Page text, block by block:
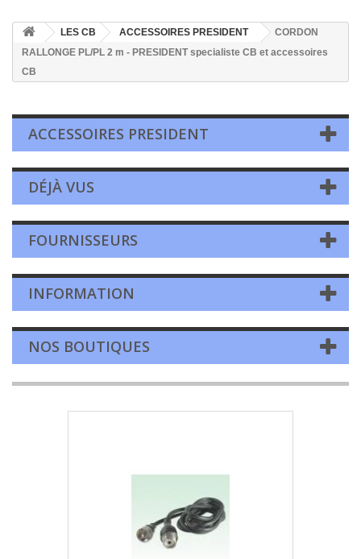
LES CB ACCESSOIRES PRESIDENT
CORDON
RALLONGE PL/PL 2 m - PRESIDENT specialiste CB et accessoires
CB
ACCESSOIRES PRESIDENT
DÉJÀ VUS
FOURNISSEURS
INFORMATION
NOS BOUTIQUES